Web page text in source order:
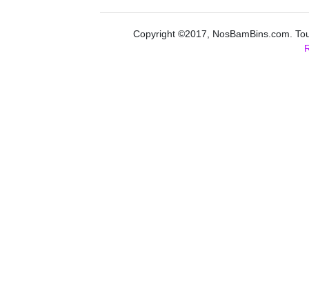
Copyright ©2017, NosBamBins.com.